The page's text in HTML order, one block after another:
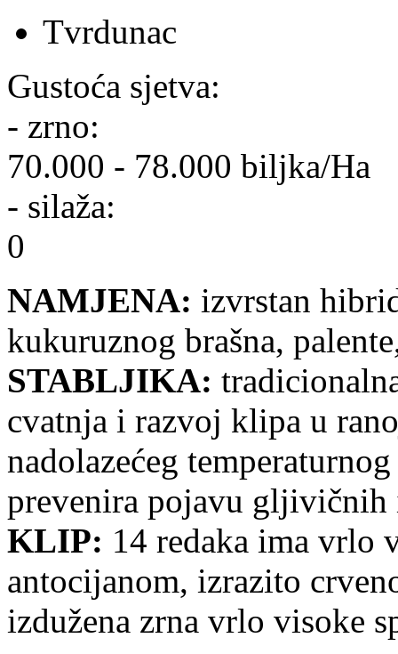
Tvrdunac
Gustoća sjetva:
- zrno:
70.000 - 78.000 biljka/Ha
- silaža:
0
NAMJENA: izvrstan
kukuruznog brašna,
STABLJIKA:
cvatnja i razvoj klipa u
nadolazećeg
prevenira pojavu
KLIP: 14 redaka ima vrlo
antocijanom, izrazito
izdužena zrna vrlo visoke